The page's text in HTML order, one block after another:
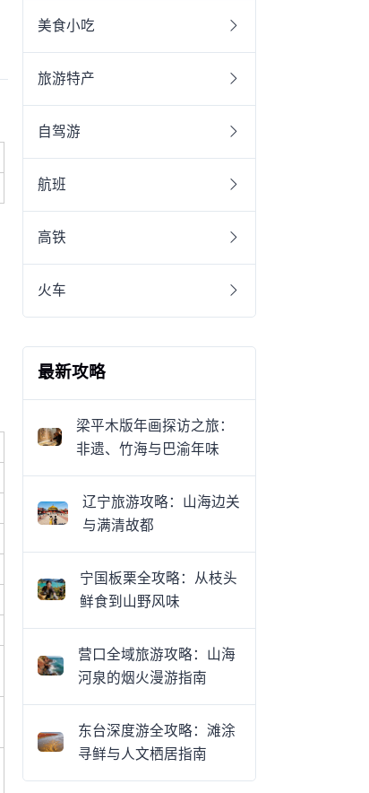
美食小吃
旅游特产
自驾游
航班
高铁
火车
最新攻略
梁平木版年画探访之旅：
非遗、竹海与巴渝年味
辽宁旅游攻略：山海边关
与满清故都
宁国板栗全攻略：从枝头
鲜食到山野风味
营口全域旅游攻略：山海
河泉的烟火漫游指南
东台深度游全攻略：滩涂
寻鲜与人文栖居指南